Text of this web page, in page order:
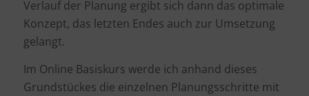
Verlauf der Planung ergibt sich dann das optimale
Konzept, das letzten Endes auch zur Umsetzung
gelangt.
Im Online Basiskurs werde ich anhand dieses
Grundstückes die einzelnen Planungsschritte mit